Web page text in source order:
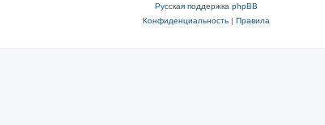
Русская поддержка phpBB
Конфиденциальность| Правила